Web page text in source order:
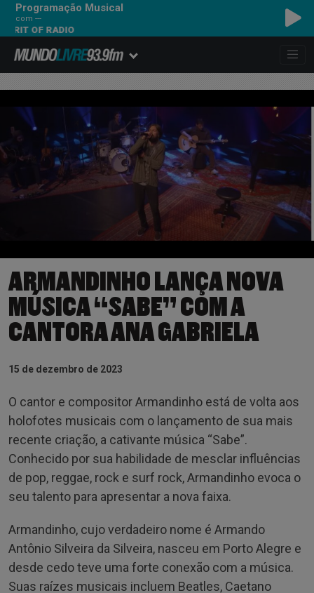
Programação Musical
com ---
ARMANDINHO LANÇA NOVA
MÚSICA “SABE” COM A
CANTORA ANA GABRIELA
15 de dezembro de 2023
O cantor e compositor Armandinho está de volta aos
holofotes musicais com o lançamento de sua mais
recente criação, a cativante música “Sabe”.
Conhecido por sua habilidade de mesclar influências
de pop, reggae, rock e surf rock, Armandinho evoca o
seu talento para apresentar a nova faixa.
Armandinho, cujo verdadeiro nome é Armando
Antônio Silveira da Silveira, nasceu em Porto Alegre e
desde cedo teve uma forte conexão com a música.
Suas raízes musicais incluem Beatles, Caetano